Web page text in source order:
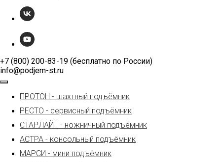
+7 (800) 200-83-19 (бесплатно по России)
info@podjem-st.ru
ПРОТОН - шахтный подъёмник
РЕСТО - сервисный подъёмник
СТАРЛАЙТ - ножничный подъёмник
АСТРА - консольный подъёмник
МАРСИ - мини подъёмник